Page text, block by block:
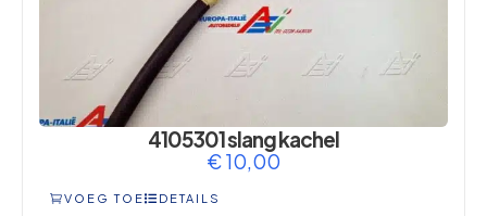
4105301 slang kachel
€10,00
VOEG TOE DETAILS